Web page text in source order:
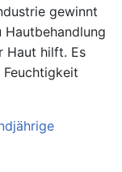
gewinnt
Haut hilft. Es